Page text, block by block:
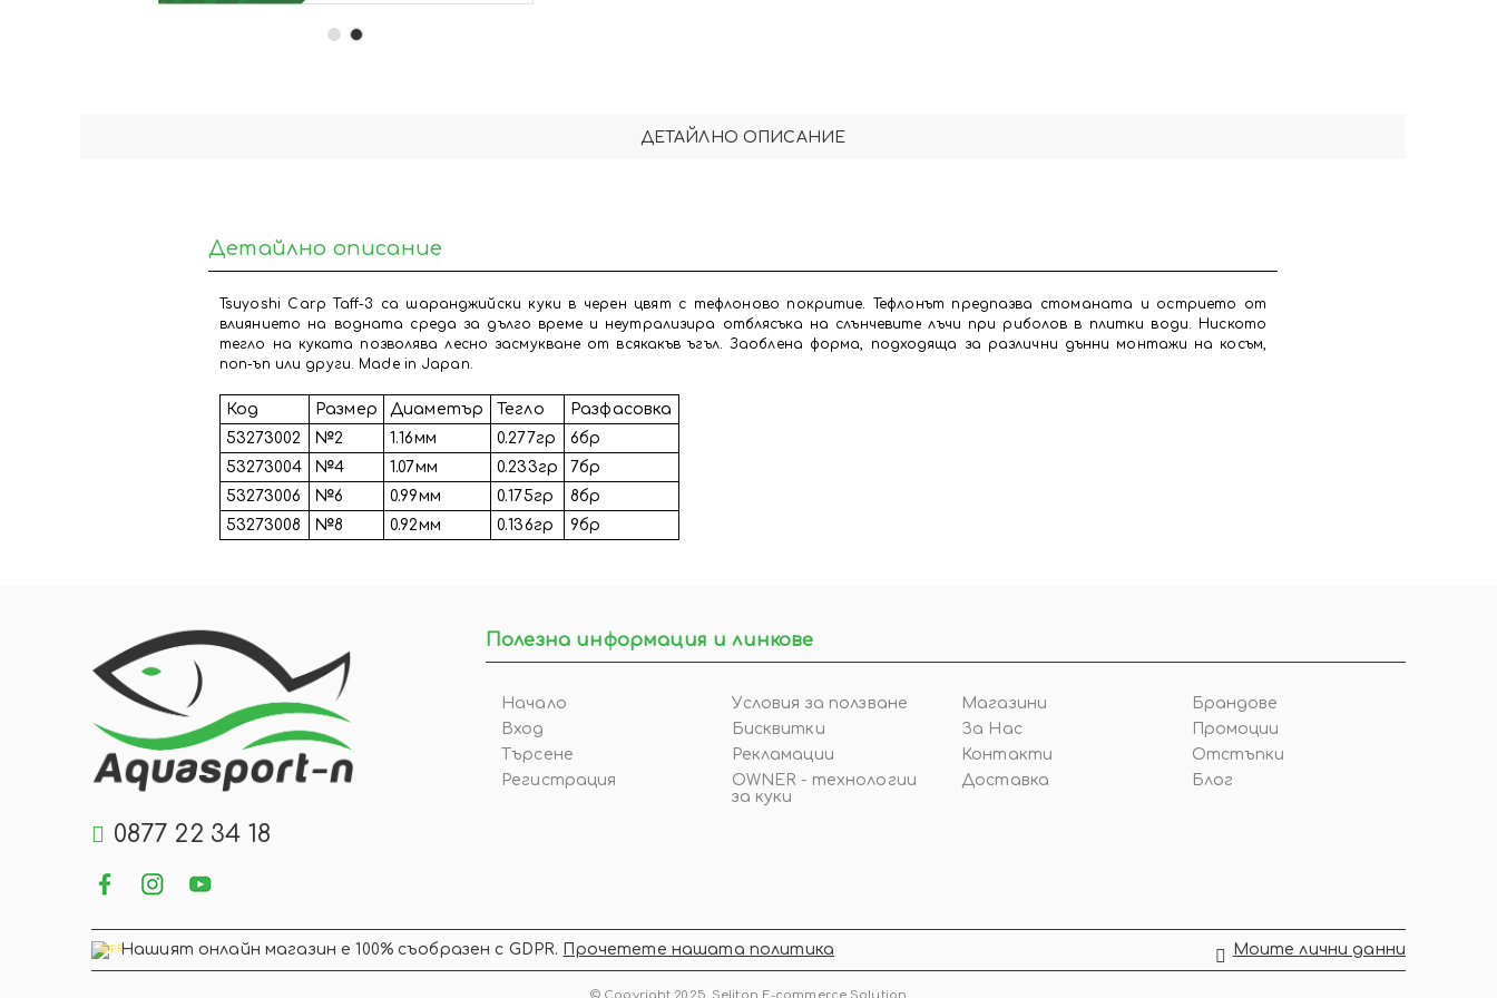
ДЕТАЙЛНО ОПИСАНИЕ
Детайлно описание
Tsuyoshi Carp Taff-3 са шаранджийски куки в черен цвят с тефлоново покритие. Тефлонът предпазва стоманата и острието от
влиянието на водната среда за дълго време и неутрализира отблясъка на слънчевите лъчи при риболов в плитки води. Ниското
тегло на куката позволява лесно засмукване от всякакъв ъгъл. Заоблена форма, подходяща за различни дънни монтажи на косъм,
поп-ъп или други. Made in Japan.
Код Размер Диаметър Тегло
Разфасовка
53273002
№2 1.16мм 0.277гр
6бр
53273004
№4 1.07мм 0.233гр
7бр
53273006
№6 0.99мм 0.175гр
8бр
53273008
№8 0.92мм 0.136гр 9бр
0877 22 34 18
Полезна информация и линкове
Начало
Вход
Търсене
Регистрация
Условия за ползване
Бисквитки
Рекламации
OWNER - технологии
за куки
Магазини
За Нас
Контакти
Доставка
Брандове
Промоции
Отстъпки
Блог
GDPRНашият онлайн магазин е 100% съобразен с GDPR. Прочетете нашата политика Моите лични данни